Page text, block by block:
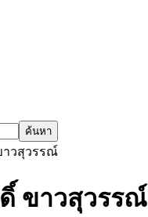
วสุวรรณ์
ขาวสุวรรณ์